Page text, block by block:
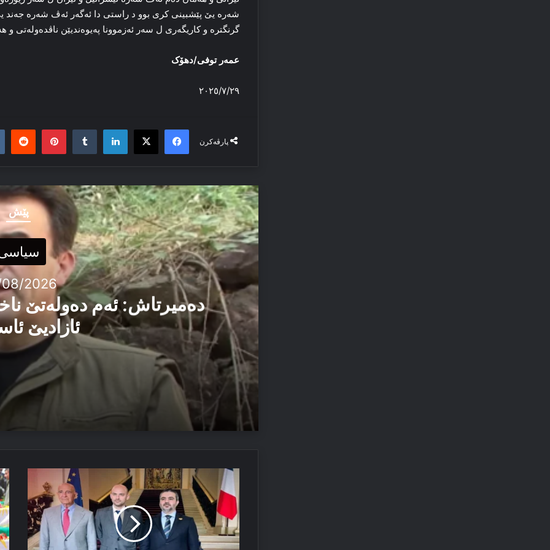
شه‌ره‌ یێ پێشبینی كری بوو د راستی دا ئه‌گه‌ر ئه‌ڤ شه‌ره‌ جه‌ند
گرنگتره‌ و كاریگه‌ری ل سه‌ر ئه‌زموونا په‌یوه‌ندیێن ناڤده‌وله‌تی و
عمه‌ر توفی/دهۆک
٢٠٢٥/٧/٢٩
پارڤەکرن
Facebook
X
LinkedIn
Tumblr
پێش
2026
دەمیرتاش: ئەم دەولەتێ
ئازادیێ
06/08/2026
دەمیرتاش: ئەم دەولەتێ ناخوازن دەولەت ل پێشییا
مەسرور بارزانی: دڤێ ئەم هەموو ب هەڤ را کاربکنفرەنسا
و
سوریێ
و
ئەمریکایێ
ل
ل